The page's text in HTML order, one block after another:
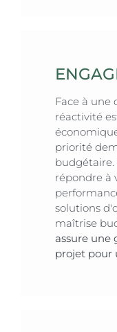
Face à une
réactivité
priorité
budgétaire.
répondre à
solutions
maîtrise
assure une
projet pour